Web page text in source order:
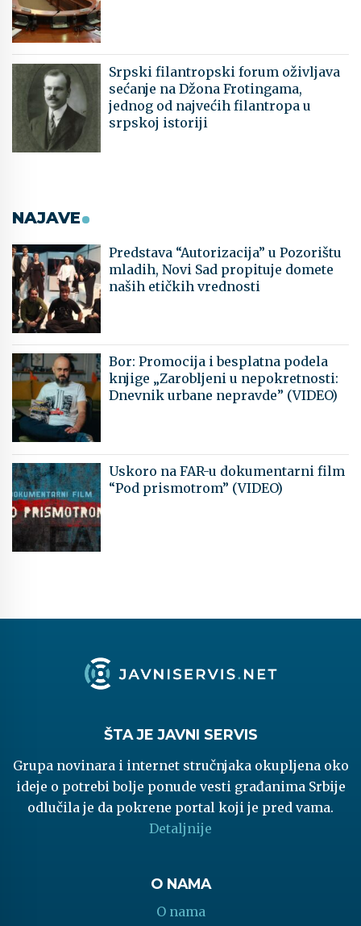
Srpski filantropski forum oživljava
sećanje na Džona Frotingama,
jednog od najvećih filantropa u
srpskoj istoriji
NAJAVE
Predstava “Autorizacija” u Pozorištu
mladih, Novi Sad propituje domete
naših etičkih vrednosti
Bor: Promocija i besplatna podela
knjige „Zarobljeni u nepokretnosti:
Dnevnik urbane nepravde” (VIDEO)
Uskoro na FAR-u dokumentarni film
“Pod prismotrom” (VIDEO)
ŠTA JE JAVNI SERVIS
Grupa novinara i internet stručnjaka okupljena oko
ideje o potrebi bolje ponude vesti građanima Srbije
odlučila je da pokrene portal koji je pred vama.
Detaljnije
O NAMA
O nama